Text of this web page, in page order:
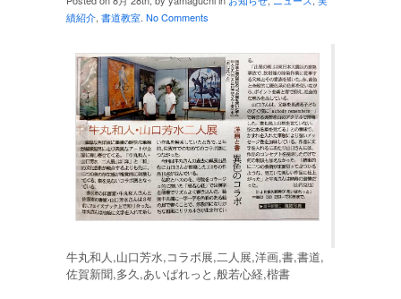
績紹介, 書道教室. No Comments
牛丸和人,山口芳水,コラボ展,二人展,洋画,書,書道,
佐賀新聞,多久,あいぱれっと,般若心経,楷書